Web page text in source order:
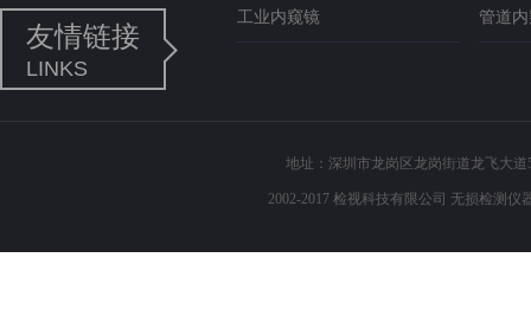
友情链接
LINKS
工业内窥镜 管道
地址：深圳市龙岗区龙岗街道龙飞大
2002-2017 检视科技有限公司 无损检